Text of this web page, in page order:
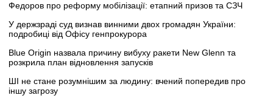
Федоров про реформу мобілізації: етапний призов та СЗЧ
У держзраді суд визнав винними двох громадян України:
подробиці від Офісу генпрокурора
Blue Origin назвала причину вибуху ракети New Glenn та
розкрила план відновлення запусків
ШІ не стане розумнішим за людину: вчений попередив про
іншу загрозу